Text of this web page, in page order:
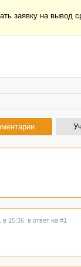
заявку на вывод
в 15:36 в ответ на #1